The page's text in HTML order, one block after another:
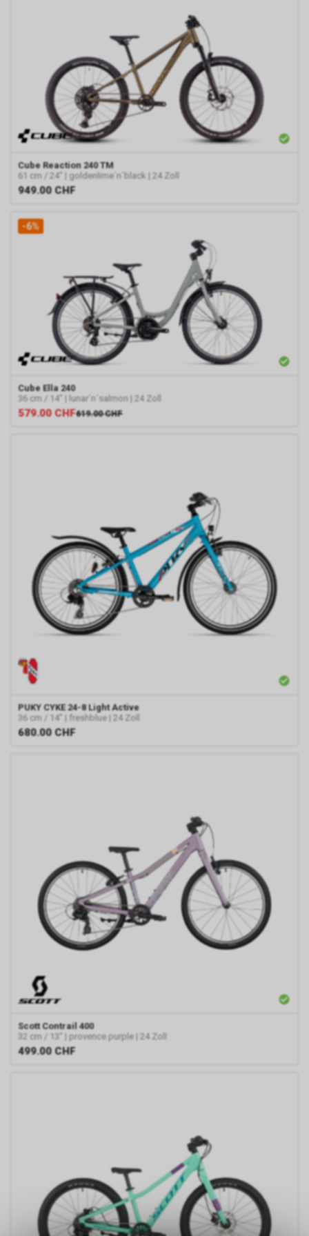
Cube Reaction 240 TM
61 cm / 24" | goldenlime´n´black | 24 Zoll
949.00 CHF
-6%
Cube Ella 240
36 cm / 14" | lunar´n´salmon | 24 Zoll
579.00 CHF619.00 CHF
PUKY CYKE 24-8 Light Active
36 cm / 14" | freshblue | 24 Zoll
680.00 CHF
Scott Contrail 400
32 cm / 13" | provence purple | 24 Zoll
499.00 CHF